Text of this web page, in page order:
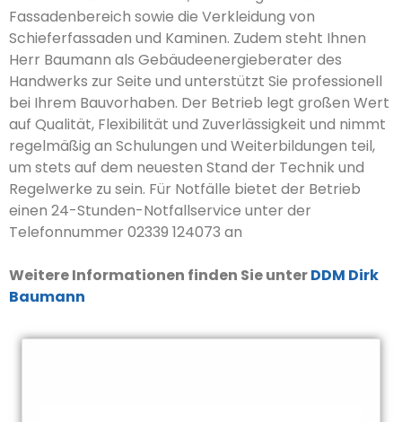
Fassadenbereich sowie die Verkleidung von
Schieferfassaden und Kaminen. Zudem steht Ihnen
Herr Baumann als Gebäudeenergieberater des
Handwerks zur Seite und unterstützt Sie professionell
bei Ihrem Bauvorhaben. Der Betrieb legt großen Wert
auf Qualität, Flexibilität und Zuverlässigkeit und nimmt
regelmäßig an Schulungen und Weiterbildungen teil,
um stets auf dem neuesten Stand der Technik und
Regelwerke zu sein. Für Notfälle bietet der Betrieb
einen 24-Stunden-Notfallservice unter der
Telefonnummer 02339 124073 an
Weitere Informationen finden Sie unterDDM Dirk
Baumann